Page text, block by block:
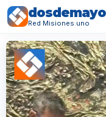
Red Misiones.uno